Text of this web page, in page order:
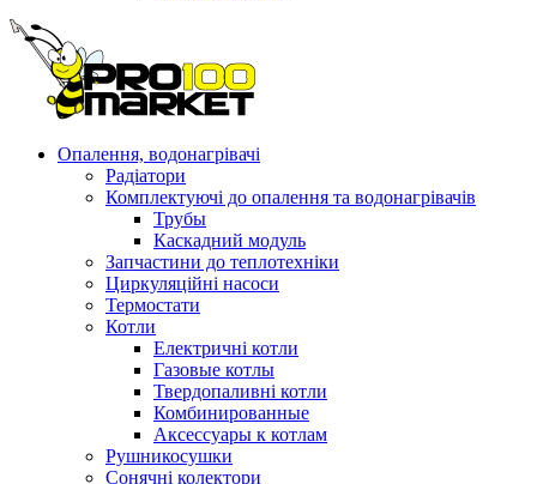
Опалення, водонагрівачі
Радіатори
Комплектуючі до опалення та водонагрівачів
Трубы
Каскадний модуль
Запчастини до теплотехніки
Циркуляційні насоси
Термостати
Котли
Електричні котли
Газовые котлы
Твердопаливні котли
Комбинированные
Аксессуары к котлам
Рушникосушки
Сонячні колектори